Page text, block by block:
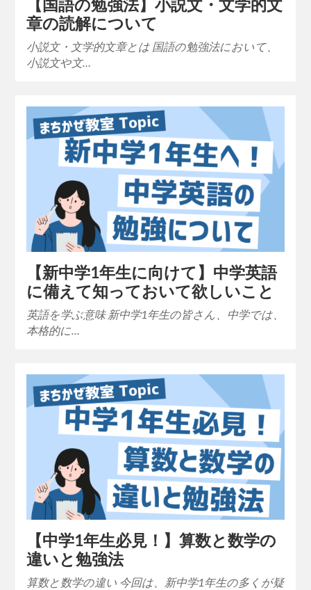
【国語の勉強法】小説文・文学的文
章の読解について
小説文・文学的文章とは 国語の勉強法において、
小説文や文…
【新中学1年生に向けて】中学英語
に備えて知っておいて欲しいこと
英語を学ぶ意味 新中学1年生の皆さん、中学では、
本格的に…
【中学1年生必見！】算数と数学の
違いと勉強法
算数と数学の違い 今回は、新中学1年生の多くが疑